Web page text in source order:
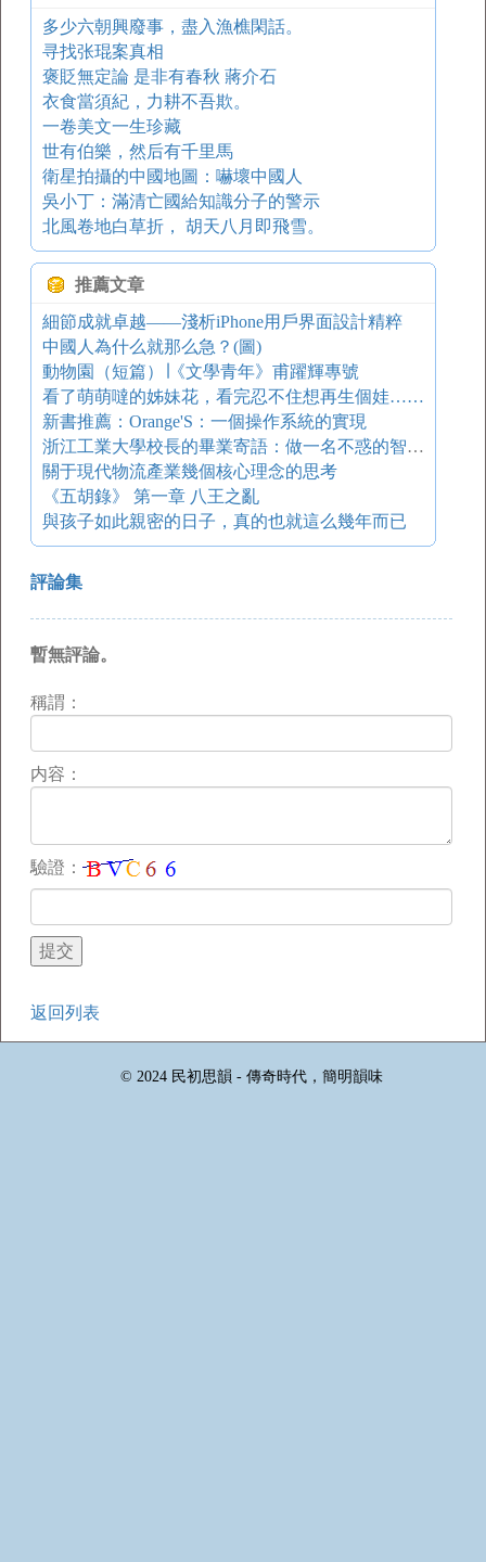
多少六朝興廢事，盡入漁樵閑話。
寻找张琨案真相
褒貶無定論 是非有春秋 蔣介石
衣食當須紀，力耕不吾欺。
一卷美文一生珍藏
世有伯樂，然后有千里馬
衛星拍攝的中國地圖：嚇壞中國人
吳小丁：滿清亡國給知識分子的警示
北風卷地白草折， 胡天八月即飛雪。
推薦文章
細節成就卓越——淺析iPhone用戶界面設計精粹
中國人為什么就那么急？(圖)
動物園（短篇）∣《文學青年》甫躍輝專號
看了萌萌噠的姊妹花，看完忍不住想再生個娃……
新書推薦：Orange'S：一個操作系統的實現
浙江工業大學校長的畢業寄語：做一名不惑的智者、不憂的仁者、不懼的勇者
關于現代物流產業幾個核心理念的思考
《五胡錄》 第一章 八王之亂
與孩子如此親密的日子，真的也就這么幾年而已
評論集
暫無評論。
稱謂：
内容：
驗證：
返回列表
© 2024 民初思韻 - 傳奇時代，簡明韻味